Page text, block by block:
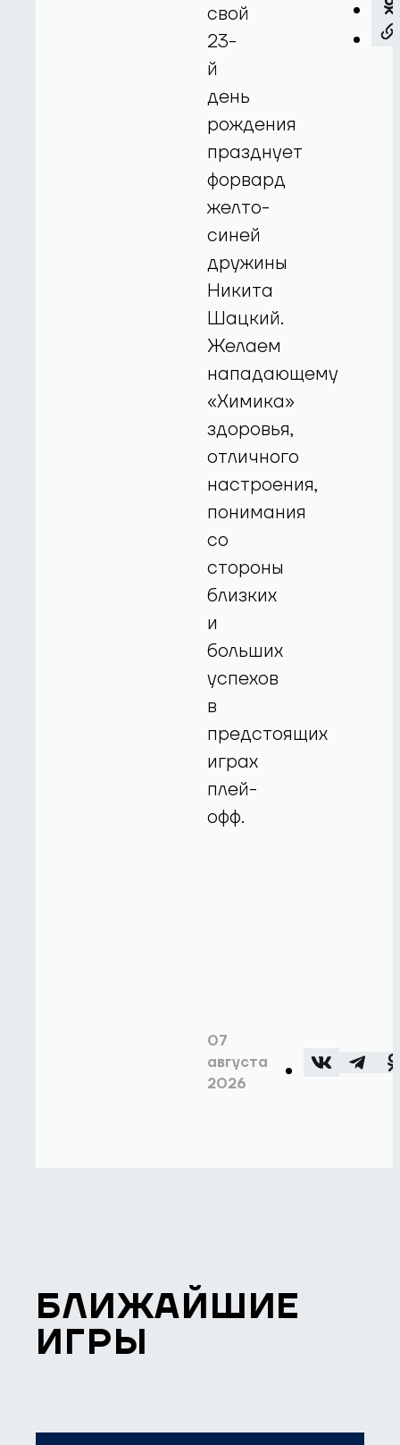
свой
23-
й
день
рождения
празднует
форвард
желто-
синей
дружины
Никита
Шацкий.
Желаем
нападающему
«Химика»
здоровья,
отличного
настроения,
понимания
со
стороны
близких
и
больших
успехов
в
предстоящих
играх
плей-
офф.
07
августа
2026
БЛИЖАЙШИЕ
ИГРЫ